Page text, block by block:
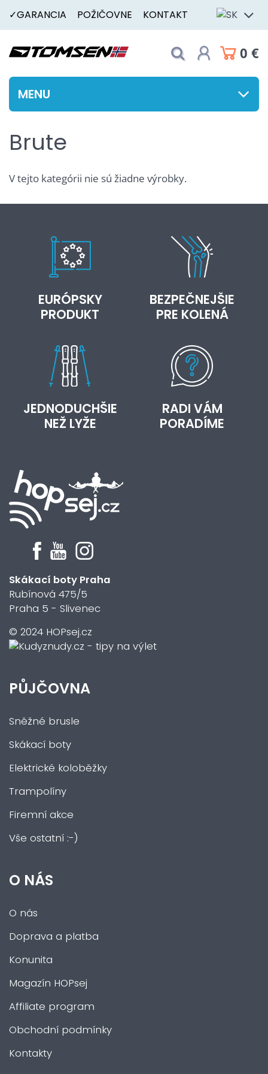
✓GARANCIA POŽIČOVNE KONTAKT
0 €
MENU
Brute
V tejto kategórii nie sú žiadne výrobky.
EURÓPSKY
PRODUKT
BEZPEČNEJŠIE
PRE KOLENÁ
JEDNODUCHŠIE
NEŽ LYŽE
RADI VÁM
PORADÍME
Skákací boty Praha
Rubínová 475/5
Praha 5 - Slivenec
© 2024 HOPsej.cz
PŮJČOVNA
Sněžné brusle
Skákací boty
Elektrické koloběžky
Trampolíny
Firemní akce
Vše ostatní :-)
O NÁS
O nás
Doprava a platba
Konunita
Magazín HOPsej
Affiliate program
Obchodní podmínky
Kontakty